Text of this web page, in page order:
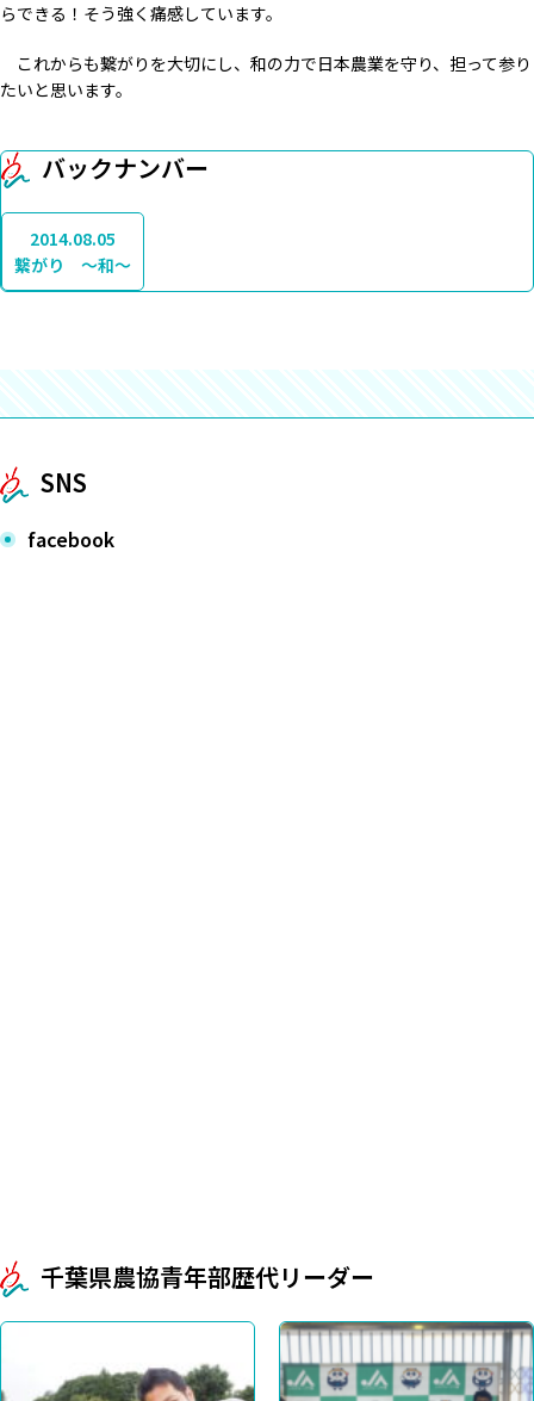
らできる！そう強く痛感しています。
これからも繋がりを大切にし、和の力で日本農業を守り、担って参り
たいと思います。
バックナンバー
2014.08.05
繋がり ～和～
SNS
facebook
千葉県農協青年部歴代リーダー